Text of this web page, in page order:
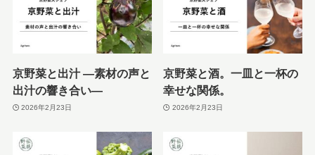
京野菜と出汁 ―素材の声と
出汁の響き合い―
2026年2月23日
京野菜と酒。一皿と一杯の
幸せな関係。
2026年2月23日